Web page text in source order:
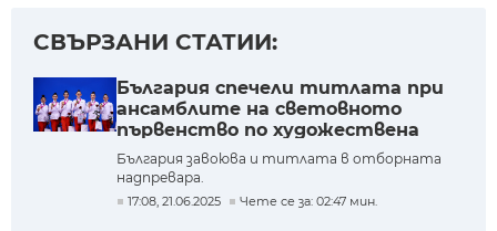
СВЪРЗАНИ СТАТИИ:
България спечели титлата при
ансамблите на световното
първенство по художествена
гимнастика за девойки
България завоюва и титлата в отборната
надпревара.
17:08, 21.06.2025 Чете се за: 02:47 мин.